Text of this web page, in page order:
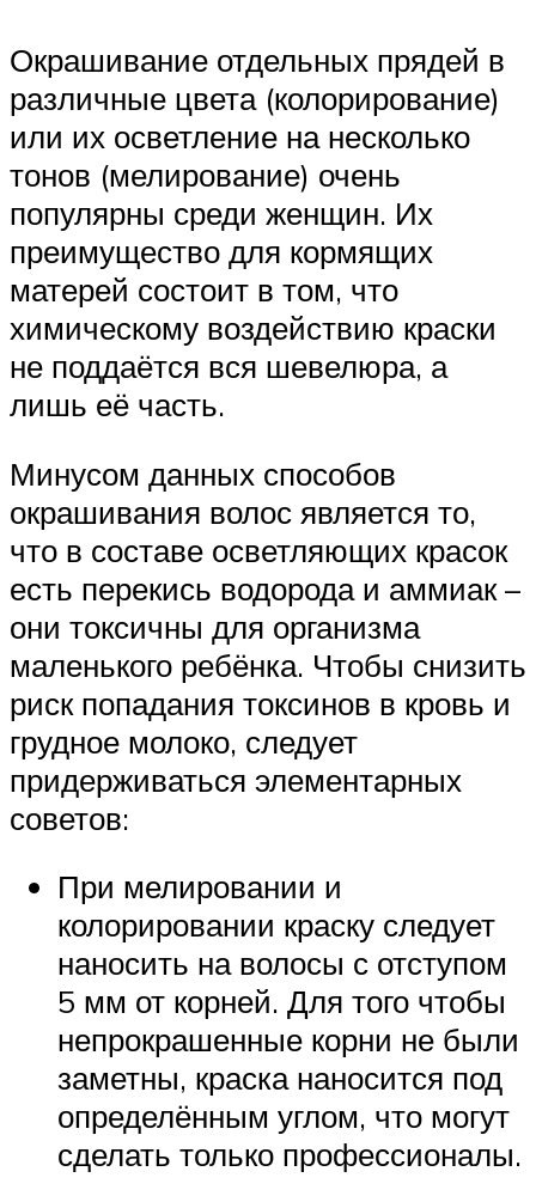
Окрашивание отдельных прядей в
различные цвета (колорирование)
или их осветление на несколько
тонов (мелирование) очень
популярны среди женщин. Их
преимущество для кормящих
матерей состоит в том, что
химическому воздействию краски
не поддаётся вся шевелюра, а
лишь её часть.
Минусом данных способов
окрашивания волос является то,
что в составе осветляющих красок
есть перекись водорода и аммиак –
они токсичны для организма
маленького ребёнка. Чтобы снизить
риск попадания токсинов в кровь и
грудное молоко, следует
придерживаться элементарных
советов:
При мелировании и
колорировании краску следует
наносить на волосы с отступом
5 мм от корней. Для того чтобы
непрокрашенные корни не были
заметны, краска наносится под
определённым углом, что могут
сделать только профессионалы.